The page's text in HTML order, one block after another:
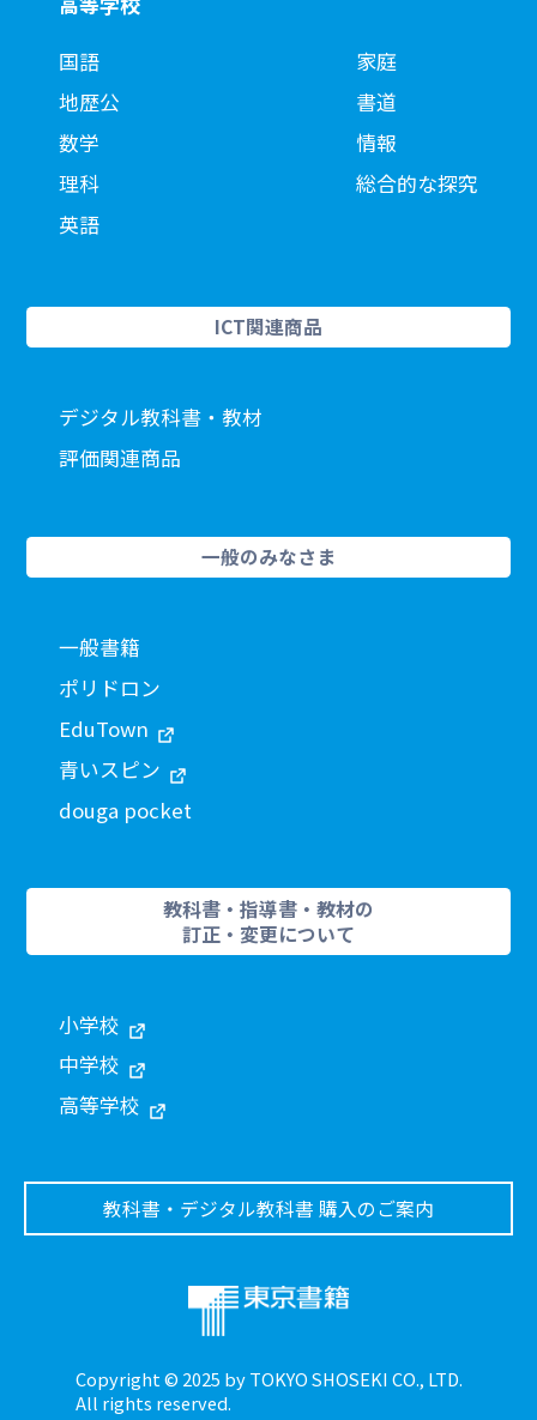
Copyright © 2025 by TOKYO SHOSEKI CO., LTD.
All rights reserved.
国語
地歴公
数学
理科
英語
家庭
書道
情報
総合的な探究
ICT関連商品
デジタル教科書・教材
評価関連商品
一般のみなさま
一般書籍
ポリドロン
EduTown
青いスピン
douga pocket
教科書・指導書・教材の
訂正・変更について
小学校
中学校
高等学校
教科書・デジタル教科書 購入のご案内